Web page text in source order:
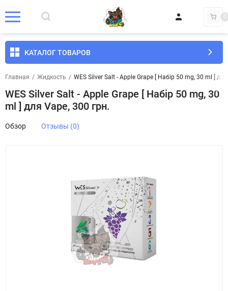
0
КАТАЛОГ ТОВАРОВ
Главная / Жидкость / WES Silver Salt - Apple Grape [ Набір 50 mg, 30 ml ]
WES Silver Salt - Apple Grape [ Набір 50 mg, 30
ml ] для Vape, 300 грн.
Обзор Отзывы (0)